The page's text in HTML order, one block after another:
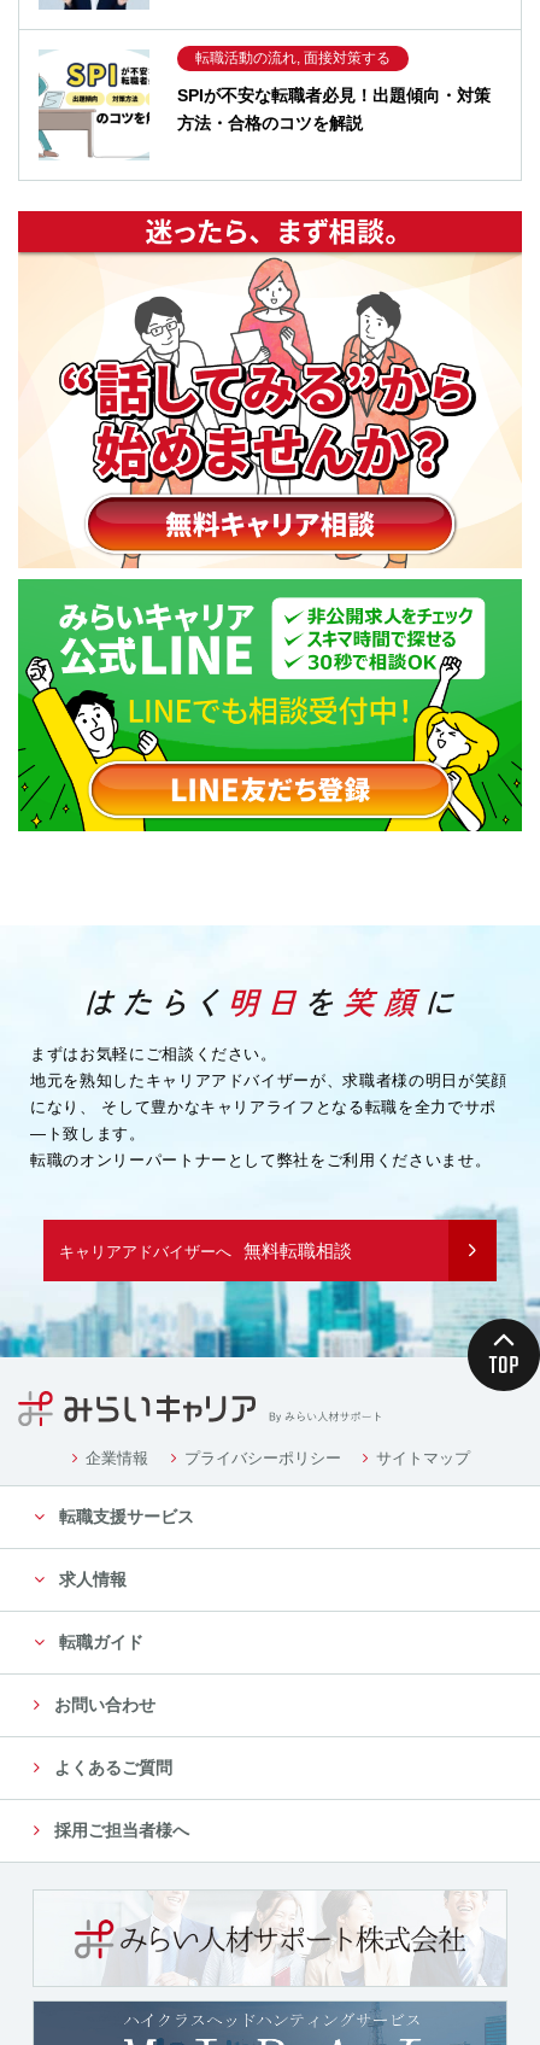
転職活動の流れ, 面接対策する
SPIが不安な転職者必見！出題傾向・対策
方法・合格のコツを解説
まずはお気軽にご相談ください。
地元を熟知したキャリアアドバイザーが、求職者様の明日が笑顔
になり、
そして豊かなキャリアライフとなる転職を全力でサポ
―ト致します。
転職のオンリーパートナーとして弊社をご利用くださいませ。
キャリアアドバイザーへ 無料転職相談
企業情報 プライバシーポリシー サイトマップ
転職支援サービス
求人情報
転職ガイド
お問い合わせ
よくあるご質問
採用ご担当者様へ